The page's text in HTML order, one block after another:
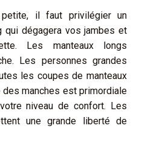
il faut privilégier un
qui dégagera vos jambes et
Les manteaux longs
Les personnes grandes
les coupes de manteaux
des manches est primordiale
niveau de confort. Les
une grande liberté de